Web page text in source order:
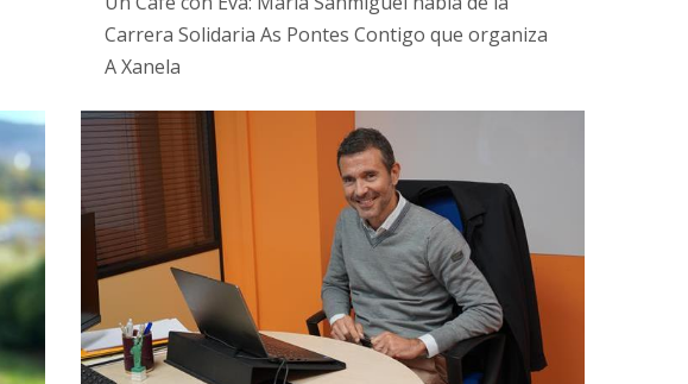
Carrera Solidaria As Pontes Contigo que organiza
A Xanela